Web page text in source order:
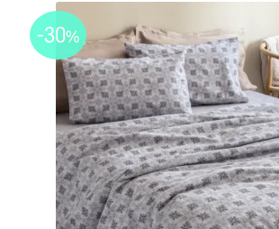
Βελούδο
Βελουτέ
Βουάλ
Γάζα
Γκρο
-30%